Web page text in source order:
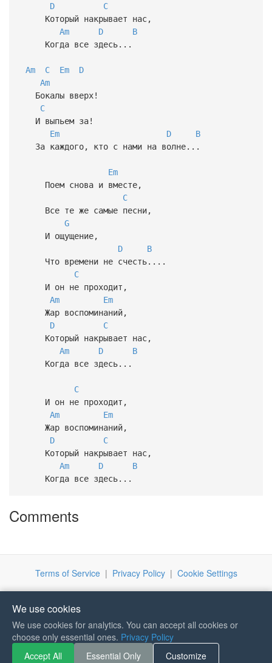
D
C
Который накрывает нас,
Am
D
B
Когда все здесь...
Am C Em
D
Am
Бокалы вверх!
C
И выпьем за!
Em
D
B
За каждого, кто с нами на волне...
Em
Поем снова и вместе,
C
Все те же самые песни,
G
И ощущение,
D
B
Что времени не счесть....
C
И он не проходит,
Am
Em
Жар воспоминаний,
D
C
Который накрывает нас,
Am
D
B
Когда все здесь...
C
И он не проходит,
Am
Em
Жар воспоминаний,
D
C
Который накрывает нас,
Am
D
B
Когда все здесь...
Comments
Terms of Service| Privacy Policy| Cookie Settings
We use cookies
We use cookies for analytics. You can accept all cookies or
choose only essential ones. Privacy Policy
Accept All
Essential Only Customize
If you like Guitar Songs, you
can buy me a coffee :)